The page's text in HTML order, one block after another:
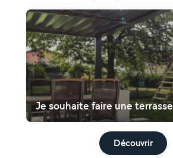
Je souhaite faire une terrasse
Découvrir